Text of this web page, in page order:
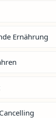
Ernährung